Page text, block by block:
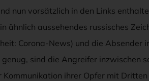
nun vorsätzlich in den Links
ähnlich aussehendes russisches
Corona-News) und die
sind die Angreifer inzwischen
Kommunikation ihrer Opfer mit